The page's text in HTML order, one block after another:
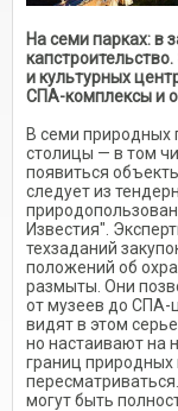
На семи парках: в
и культурных
СПА-комплексы и
В семи природных
столицы — в том
появиться
следует из
Известия".
техзаданий
положений об
размыты. Они
от музеев до СПА-
видят в этом
но настаивают на
границ природных
могут быть